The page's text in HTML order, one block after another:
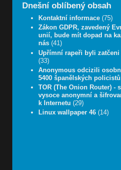
Dnešní oblíbený obsah
Kontaktní informace (75)
Zákon GDPR, zavedený
unií, bude mít dopad na
nás (41)
Upřímní rapeři byli zatčeni
(33)
Anonymous odcizili
5400 španělských policistů
TOR (The Onion Router) -
vysoce anonymní a
k Internetu (29)
Linux wallpaper 46 (14)